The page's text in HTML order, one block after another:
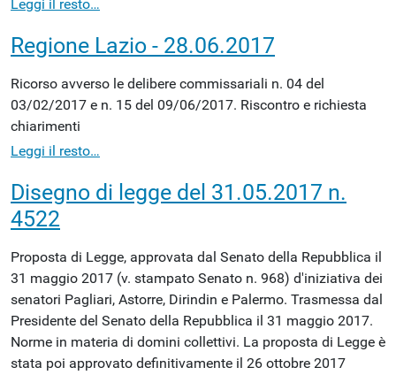
Leggi il resto…
Regione Lazio - 28.06.2017
Ricorso avverso le delibere commissariali n. 04 del
03/02/2017 e n. 15 del 09/06/2017. Riscontro e richiesta
chiarimenti
Leggi il resto…
Disegno di legge del 31.05.2017 n.
4522
Proposta di Legge, approvata dal Senato della Repubblica il
31 maggio 2017 (v. stampato Senato n. 968) d'iniziativa dei
senatori Pagliari, Astorre, Dirindin e Palermo. Trasmessa dal
Presidente del Senato della Repubblica il 31 maggio 2017.
Norme in materia di domini collettivi. La proposta di Legge è
stata poi approvato definitivamente il 26 ottobre 2017